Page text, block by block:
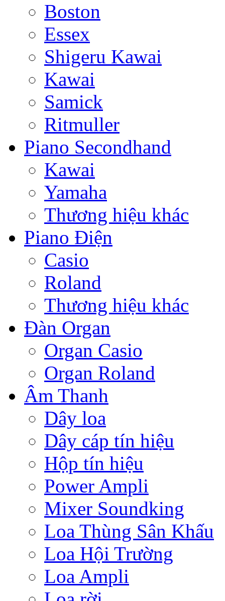
Boston
Essex
Shigeru Kawai
Kawai
Samick
Ritmuller
Piano Secondhand
Kawai
Yamaha
Thương hiệu khác
Piano Điện
Casio
Roland
Thương hiệu khác
Đàn Organ
Organ Casio
Organ Roland
Âm Thanh
Dây loa
Dây cáp tín hiệu
Hộp tín hiệu
Power Ampli
Mixer Soundking
Loa Thùng Sân Khấu
Loa Hội Trường
Loa Ampli